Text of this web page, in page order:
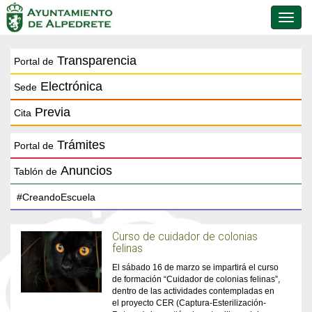
de
Portal de Transparencia
Sede Electrónica
Cita Previa
Portal de Trámites
Tablón de Anuncios
Curso de cuidador de colonias
felinas
El sábado 16 de marzo se impartirá el curso
de formación “Cuidador de colonias felinas”,
dentro de las actividades contempladas en
el proyecto CER (Captura-Esterilización-